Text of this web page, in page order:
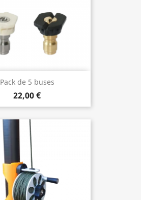
Pack de 5 buses
22,00 €